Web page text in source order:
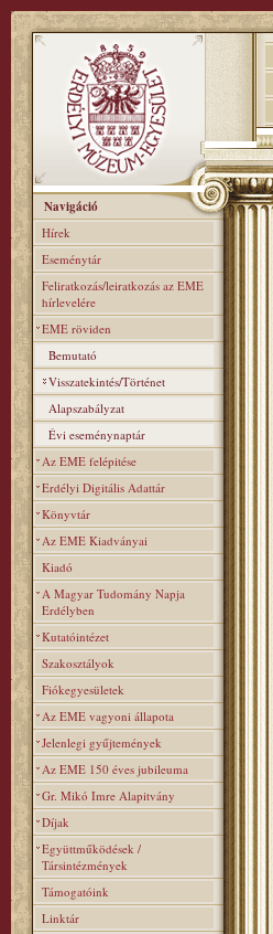
Navigáció
Hírek
Eseménytár
Feliratkozás/leiratkozás az EME
hírlevelére
EME röviden
Bemutató
Visszatekintés/Történet
Alapszabályzat
Évi eseménynaptár
Az EME felépitése
Erdélyi Digitális Adattár
Könyvtár
Az EME Kiadványai
Kiadó
A Magyar Tudomány Napja
Erdélyben
Kutatóintézet
Szakosztályok
Fiókegyesületek
Az EME vagyoni állapota
Jelenlegi gyűjtemények
Az EME 150 éves jubileuma
Gr. Mikó Imre Alapitvány
Díjak
Együttműködések /
Társintézmények
Támogatóink
Linktár